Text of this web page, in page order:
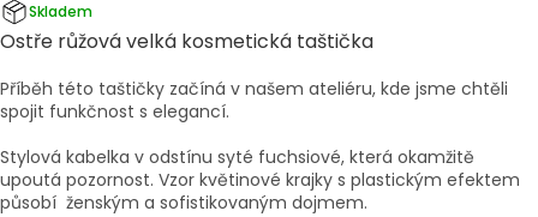
Skladem
Ostře růžová velká kosmetická taštička
Příběh této taštičky začíná v našem ateliéru, kde jsme chtěli
spojit funkčnost s elegancí.
Stylová kabelka v odstínu syté fuchsiové, která okamžitě
upoutá pozornost. Vzor květinové krajky s plastickým efektem
působí ženským a sofistikovaným dojmem.